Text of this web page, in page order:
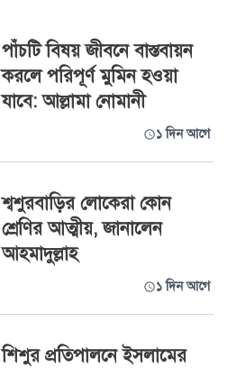
পাঁচটি বিষয় জীবনে বাস্তবায়ন
করলে পরিপূর্ণ মুমিন হওয়া
যাবে: আল্লামা নোমানী
১ দিন আগে
শ্বশুরবাড়ির লোকেরা কোন
শ্রেণির আত্মীয়, জানালেন
আহমাদুল্লাহ
১ দিন আগে
শিশুর প্রতিপালনে ইসলামের